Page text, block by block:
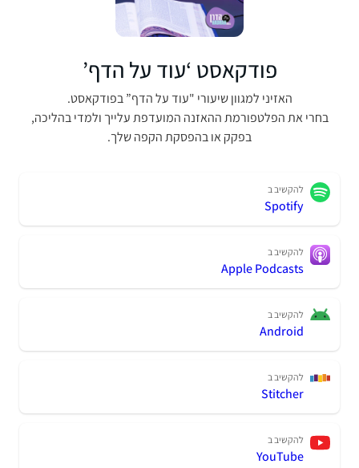
פודקאסט ‘עוד על הדף’
האזיני למגוון שיעורי "עוד על הדף” בפודקאסט.
בחרי את הפלטפורמת ההאזנה המועדפת עלייך ולמדי בהליכה,
בפקק או בהפסקת הקפה שלך.
להקשיב ב
Spotify
להקשיב ב
Apple Podcasts
להקשיב ב
Android
להקשיב ב
Stitcher
להקשיב ב
YouTube